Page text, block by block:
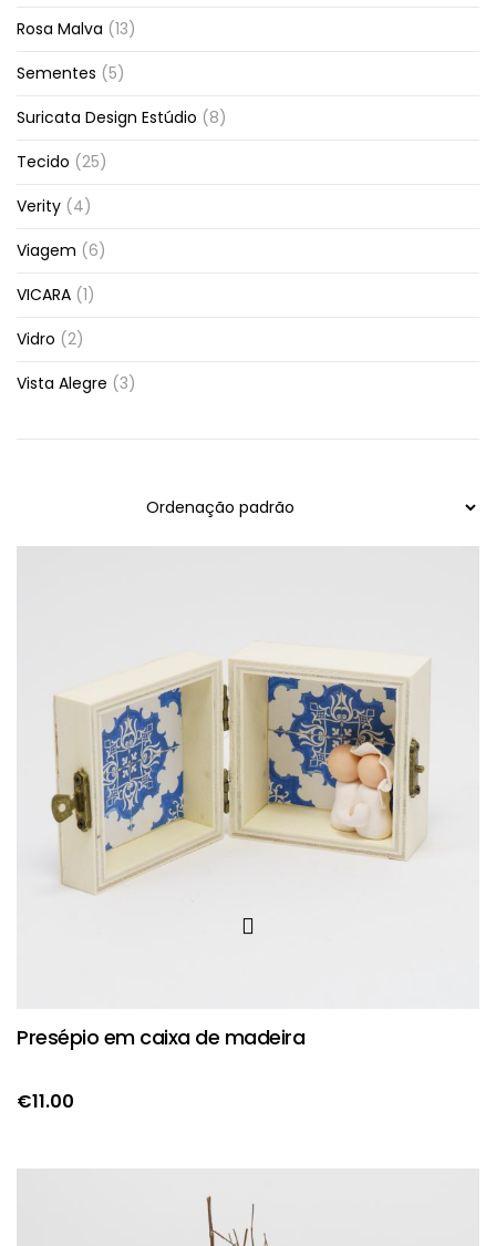
Rosa Malva (13)
Sementes (5)
Suricata Design Estúdio (8)
Tecido (25)
Verity (4)
Viagem (6)
VICARA (1)
Vidro (2)
Vista Alegre (3)
Presépio em caixa de madeira
€11.00